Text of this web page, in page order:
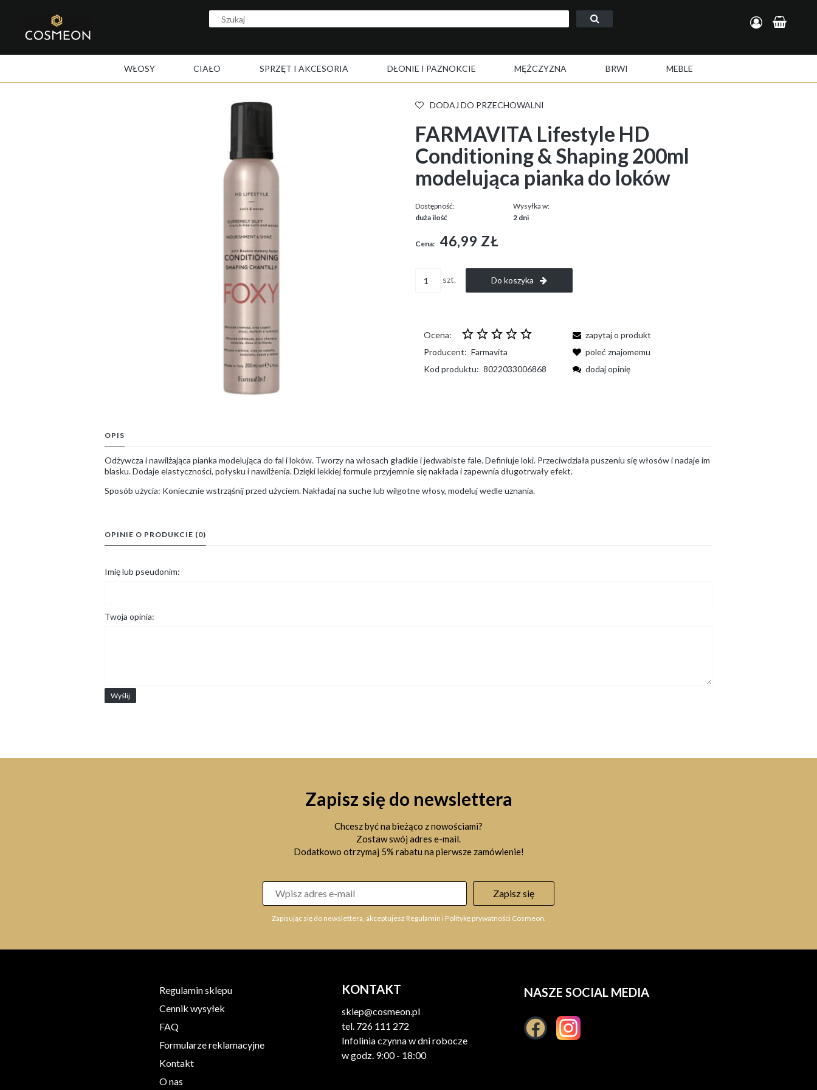
WŁOSY CIAŁO SPRZĘT I AKCESORIA DŁONIE I PAZNOKCIE MĘŻCZYZNA BRWI MEBLE
DODAJ DO PRZECHOWALNI
FARMAVITA Lifestyle HD
Conditioning & Shaping 200ml
modelująca pianka do loków
Dostępność:
duża ilość
Wysyłka w:
2 dni
Cena: 46,99 ZŁ
szt. Do koszyka
Ocena:
Producent: Farmavita
Kod produktu: 8022033006868
zapytaj o produkt
poleć znajomemu
dodaj opinię
OPIS
Odżywcza i nawilżająca pianka modelująca do fal i loków. Tworzy na włosach gładkie i jedwabiste fale. Definiuje loki. Przeciwdziała puszeniu się włosów i nadaje im
blasku. Dodaje elastyczności, połysku i nawilżenia. Dzięki lekkiej formule przyjemnie się nakłada i zapewnia długotrwały efekt.
Sposób użycia: Koniecznie wstrząśnij przed użyciem. Nakładaj na suche lub wilgotne włosy, modeluj wedle uznania.
OPINIE O PRODUKCIE (0)
Imię lub pseudonim:
Twoja opinia:
Wyślij
Zapisz się do newslettera
Chcesz być na bieżąco z nowościami?
Zostaw swój adres e-mail.
Dodatkowo otrzymaj 5% rabatu na pierwsze zamówienie!
Zapisz się
Zapisując się do newslettera, akceptujesz Regulamin i Politykę prywatności Cosmeon.
Regulamin sklepu
Cennik wysyłek
FAQ
Formularze reklamacyjne
Kontakt
O nas
KONTAKT
sklep@cosmeon.pl
tel. 726 111 272
Infolinia czynna w dni robocze
w godz. 9:00 - 18:00
NASZE SOCIAL MEDIA